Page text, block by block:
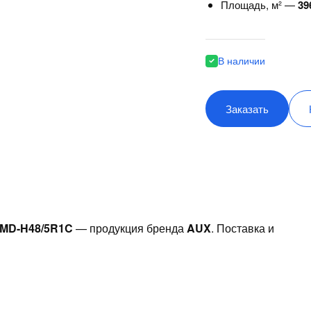
Площадь, м² —
В наличии
Заказать
H48/5R1C — продукция брендаAUX. Поставка и